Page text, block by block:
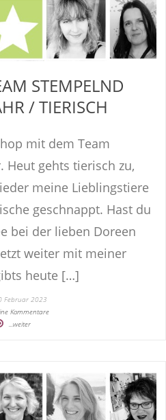
STEMPELND
/ TIERISCH
mit dem Team
Heut gehts tierisch zu,
meine Lieblingstiere
geschnappt. Hast du
bei der lieben Doreen
weiter mit meiner
heute […]
Februar 2023
Kommentare
...weiter